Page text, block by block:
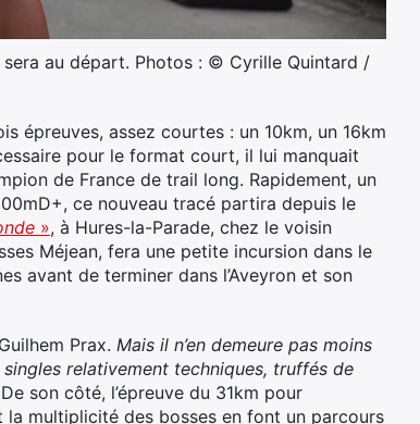
sera au départ. Photos : © Cyrille Quintard /
épreuves, assez courtes : un 10km, un 16km
pour le format court, il lui manquait
de France de trail long. Rapidement, un
ce nouveau tracé partira depuis le
», à Hures-la-Parade, chez le voisin
Méjean, fera une petite incursion dans le
avant de terminer dans l’Aveyron et son
Prax. Mais il n’en demeure pas moins
relativement techniques, truffés de
son côté, l’épreuve du 31km pour
multiplicité des bosses en font un parcours